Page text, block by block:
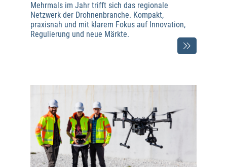
Mehrmals im Jahr trifft sich das regionale
Netzwerk der Drohnenbranche. Kompakt,
praxisnah und mit klarem Fokus auf Innovation,
Regulierung und neue Märkte.